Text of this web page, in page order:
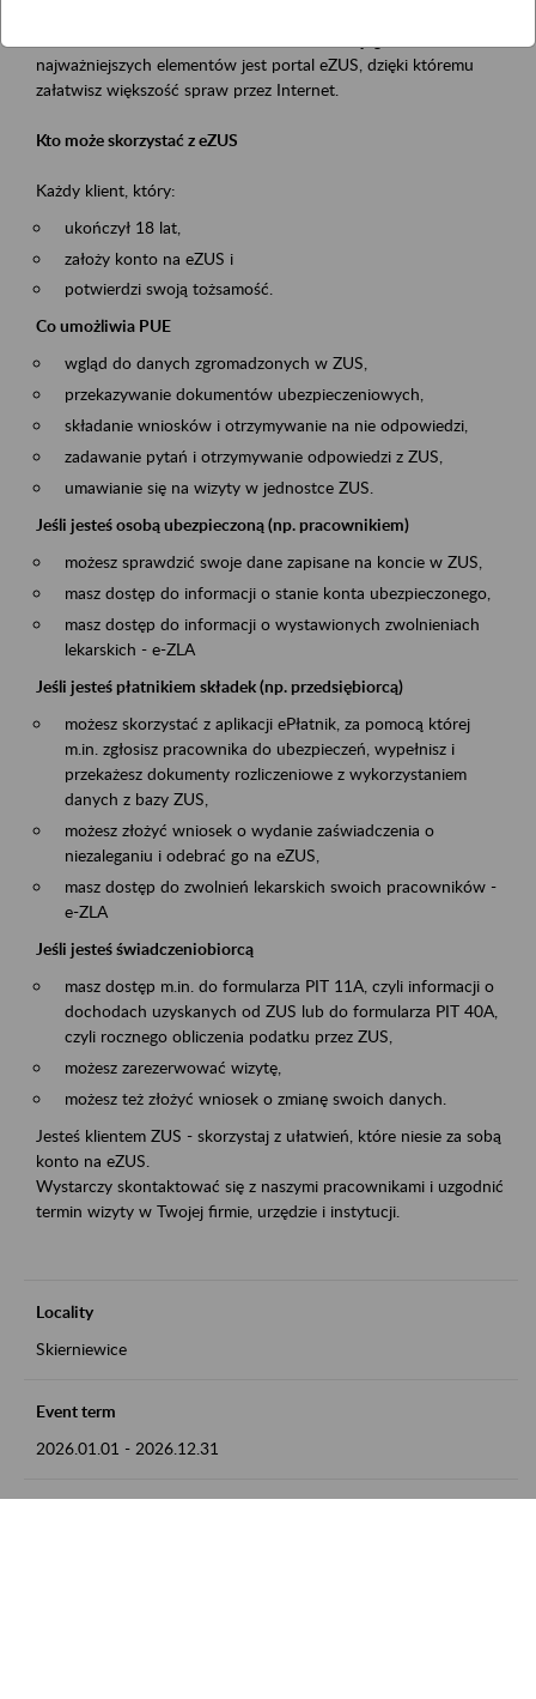
najważniejszych elementów jest portal eZUS, dzięki któremu
załatwisz większość spraw przez Internet.
Kto może skorzystać z eZUS
Każdy klient, który:
ukończył 18 lat,
założy konto na eZUS i
potwierdzi swoją tożsamość.
Co umożliwia PUE
wgląd do danych zgromadzonych w ZUS,
przekazywanie dokumentów ubezpieczeniowych,
składanie wniosków i otrzymywanie na nie odpowiedzi,
zadawanie pytań i otrzymywanie odpowiedzi z ZUS,
umawianie się na wizyty w jednostce ZUS.
Jeśli jesteś osobą ubezpieczoną (np. pracownikiem)
możesz sprawdzić swoje dane zapisane na koncie w ZUS,
masz dostęp do informacji o stanie konta ubezpieczonego,
masz dostęp do informacji o wystawionych zwolnieniach
lekarskich - e-ZLA
Jeśli jesteś płatnikiem składek (np. przedsiębiorcą)
możesz skorzystać z aplikacji ePłatnik, za pomocą której
m.in. zgłosisz pracownika do ubezpieczeń, wypełnisz i
przekażesz dokumenty rozliczeniowe z wykorzystaniem
danych z bazy ZUS,
możesz złożyć wniosek o wydanie zaświadczenia o
niezaleganiu i odebrać go na eZUS,
masz dostęp do zwolnień lekarskich swoich pracowników -
e-ZLA
Jeśli jesteś świadczeniobiorcą
masz dostęp m.in. do formularza PIT 11A, czyli informacji o
dochodach uzyskanych od ZUS lub do formularza PIT 40A,
czyli rocznego obliczenia podatku przez ZUS,
możesz zarezerwować wizytę,
możesz też złożyć wniosek o zmianę swoich danych.
Jesteś klientem ZUS - skorzystaj z ułatwień, które niesie za sobą
konto na eZUS.
Wystarczy skontaktować się z naszymi pracownikami i uzgodnić
termin wizyty w Twojej firmie, urzędzie i instytucji.
Locality
Skierniewice
Event term
2026.01.01 - 2026.12.31